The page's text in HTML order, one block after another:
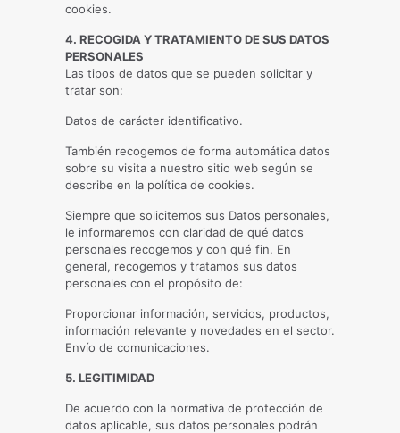
cookies.
4. RECOGIDA Y TRATAMIENTO DE SUS DATOS
PERSONALES
Las tipos de datos que se pueden solicitar y
tratar son:
Datos de carácter identificativo.
También recogemos de forma automática datos
sobre su visita a nuestro sitio web según se
describe en la política de cookies.
Siempre que solicitemos sus Datos personales,
le informaremos con claridad de qué datos
personales recogemos y con qué fin. En
general, recogemos y tratamos sus datos
personales con el propósito de:
Proporcionar información, servicios, productos,
información relevante y novedades en el sector.
Envío de comunicaciones.
5. LEGITIMIDAD
De acuerdo con la normativa de protección de
datos aplicable, sus datos personales podrán